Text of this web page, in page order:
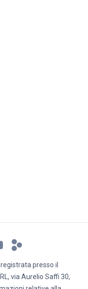
presso il
via Aurelio Saffi 30,